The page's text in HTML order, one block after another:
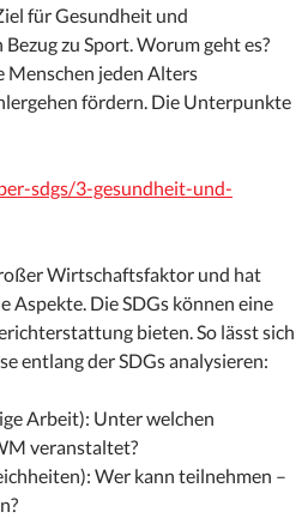
für Gesundheit und
zu Sport. Worum geht es?
Menschen jeden Alters
fördern. Die Unterpunkte
sdgs/3-gesundheit-und-
Wirtschaftsfaktor und hat
Aspekte. Die SDGs können eine
bieten. So lässt sich
entlang der SDGs analysieren:
Arbeit): Unter welchen
veranstaltet?
Wer kann teilnehmen –